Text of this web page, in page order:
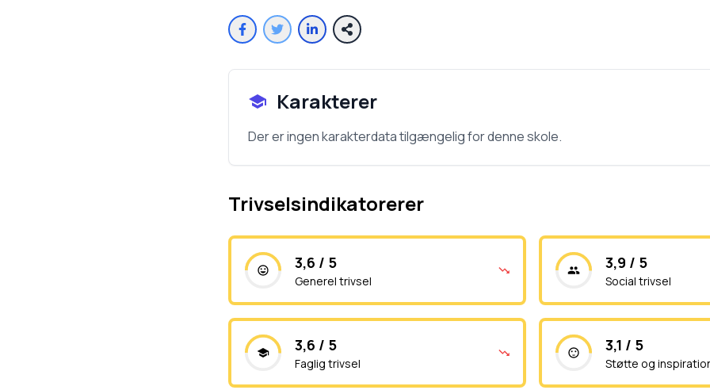
Karakterer
Der er ingen karakterdata tilgængelig for denne skole.
Trivselsindikatorerer
3,6 / 5
Generel trivsel
3,9 / 5
Social trivsel
3,6 / 5
Faglig trivsel
3,1 / 5
Støtte og